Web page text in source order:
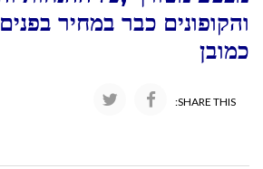
והקופונים כבר במחיר
כמובן
SHARE THIS: